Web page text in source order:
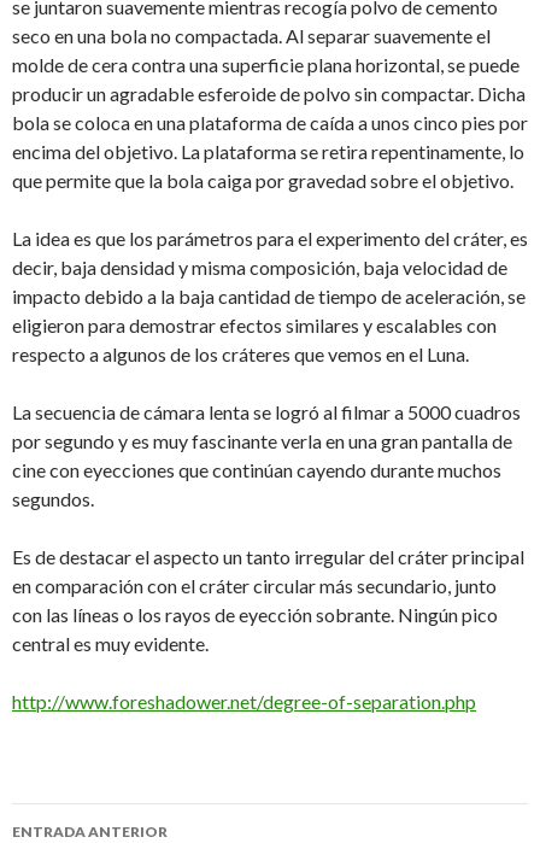
se juntaron suavemente mientras recogía polvo de cemento
seco en una bola no compactada. Al separar suavemente el
molde de cera contra una superficie plana horizontal, se puede
producir un agradable esferoide de polvo sin compactar. Dicha
bola se coloca en una plataforma de caída a unos cinco pies por
encima del objetivo. La plataforma se retira repentinamente, lo
que permite que la bola caiga por gravedad sobre el objetivo.
La idea es que los parámetros para el experimento del cráter, es
decir, baja densidad y misma composición, baja velocidad de
impacto debido a la baja cantidad de tiempo de aceleración, se
eligieron para demostrar efectos similares y escalables con
respecto a algunos de los cráteres que vemos en el Luna.
La secuencia de cámara lenta se logró al filmar a 5000 cuadros
por segundo y es muy fascinante verla en una gran pantalla de
cine con eyecciones que continúan cayendo durante muchos
segundos.
Es de destacar el aspecto un tanto irregular del cráter principal
en comparación con el cráter circular más secundario, junto
con las líneas o los rayos de eyección sobrante. Ningún pico
central es muy evidente.
http://www.foreshadower.net/degree-of-separation.php
Navegación
ENTRADA ANTERIOR